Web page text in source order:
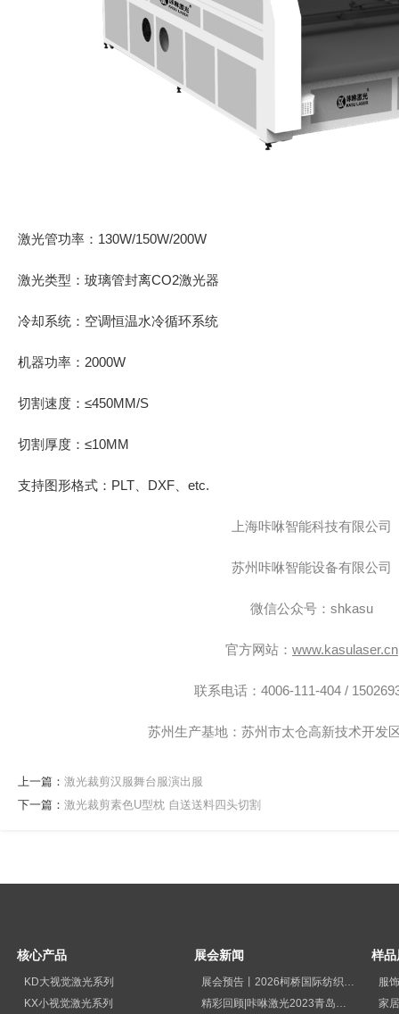
激光管功率：130W/150W/200W
激光类型：玻璃管封离CO2激光器
冷却系统：空调恒温水冷循环系统
机器功率：2000W
切割速度：≤450MM/S
切割厚度：≤10MM
支持图形格式：PLT、DXF、etc.
上海咔咻智能科技有限公司
苏州咔咻智能设备有限公司
微信公众号：shkasu
官方网站： www.kasulaser.cn
联系电话：4006-111-404 /
苏州生产基地：苏州市太仓高新技术开发
上一篇： 激光裁剪汉服舞台服演出服
下一篇： 激光裁剪素色U型枕 自送送料四头切割
核心产品
KD大视觉激光系列
KX小视觉激光系列
展会新闻 样品
服
家